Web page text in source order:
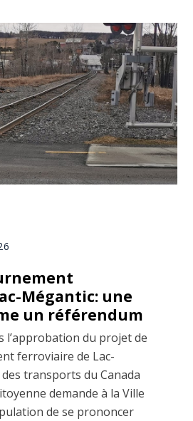
Mégantic: une
un référendum
l’approbation du projet de
ferroviaire de Lac-
transports du Canada
demande à la Ville
de se prononcer